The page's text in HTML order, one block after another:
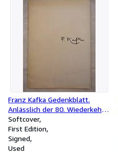
Franz Kafka Gedenkblatt.
Anlässlich der 80. Wiederkehr
seines Geburtstages am 3. Juli
1963. MIT SIGNATUR DES
ILLUSTRATORS.
Softcover
First Edition
Signed
Used